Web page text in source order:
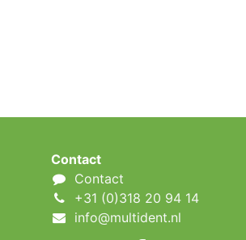
Contact
Contact
+31 (0)318 20 94 14
info@multident.nl